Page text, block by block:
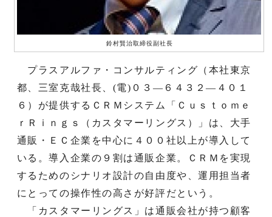
鈴村賢治取締役副社長
プラスアルファ・コンサルティング（本社東京
都、三室克哉社長、(電)０３―６４３２―４０１
６）が提供するＣＲＭシステム「Ｃｕｓｔｏｍｅ
ｒＲｉｎｇｓ（カスタマーリングス）」は、大手
通販・ＥＣ企業を中心に４００社以上が導入して
いる。導入企業の９割は通販企業。ＣＲＭを実現
するためのシナリオ設計の自由度や、運用担当者
にとっての操作性の高さが好評だという。
「カスタマーリングス」は通販会社が持つ顧客